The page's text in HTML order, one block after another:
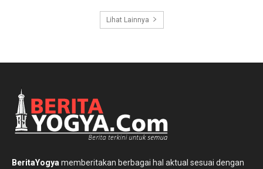
Lihat Lainnya
BeritaYogya memberitakan berbagai hal aktual sesuai dengan